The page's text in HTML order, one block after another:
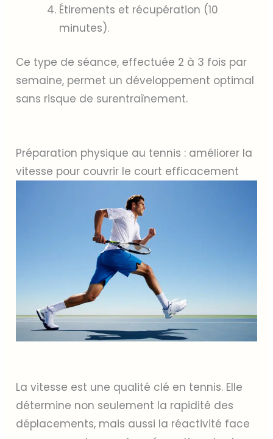
Étirements et récupération (10
minutes).
Ce type de séance, effectuée 2 à 3 fois par
semaine, permet un développement optimal
sans risque de surentraînement.
Préparation physique au tennis : améliorer la
vitesse pour couvrir le court efficacement
La vitesse est une qualité clé en tennis. Elle
détermine non seulement la rapidité des
déplacements, mais aussi la réactivité face